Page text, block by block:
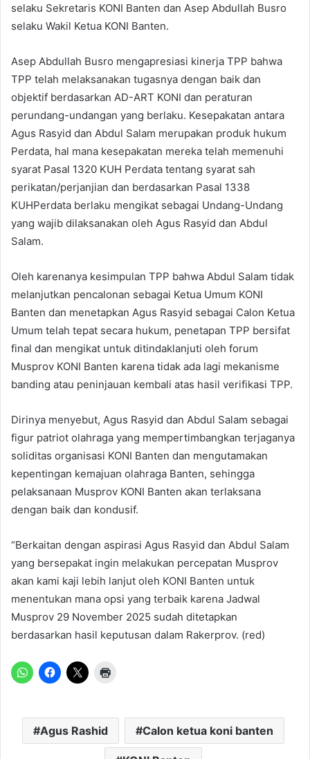
selaku Sekretaris KONI Banten dan Asep Abdullah Busro
selaku Wakil Ketua KONI Banten.
Asep Abdullah Busro mengapresiasi kinerja TPP bahwa
TPP telah melaksanakan tugasnya dengan baik dan
objektif berdasarkan AD-ART KONI dan peraturan
perundang-undangan yang berlaku. Kesepakatan antara
Agus Rasyid dan Abdul Salam merupakan produk hukum
Perdata, hal mana kesepakatan mereka telah memenuhi
syarat Pasal 1320 KUH Perdata tentang syarat sah
perikatan/perjanjian dan berdasarkan Pasal 1338
KUHPerdata berlaku mengikat sebagai Undang-Undang
yang wajib dilaksanakan oleh Agus Rasyid dan Abdul
Salam.
Oleh karenanya kesimpulan TPP bahwa Abdul Salam tidak
melanjutkan pencalonan sebagai Ketua Umum KONI
Banten dan menetapkan Agus Rasyid sebagai Calon Ketua
Umum telah tepat secara hukum, penetapan TPP bersifat
final dan mengikat untuk ditindaklanjuti oleh forum
Musprov KONI Banten karena tidak ada lagi mekanisme
banding atau peninjauan kembali atas hasil verifikasi TPP.
Dirinya menyebut, Agus Rasyid dan Abdul Salam sebagai
figur patriot olahraga yang mempertimbangkan terjaganya
soliditas organisasi KONI Banten dan mengutamakan
kepentingan kemajuan olahraga Banten, sehingga
pelaksanaan Musprov KONI Banten akan terlaksana
dengan baik dan kondusif.
“Berkaitan dengan aspirasi Agus Rasyid dan Abdul Salam
yang bersepakat ingin melakukan percepatan Musprov
akan kami kaji lebih lanjut oleh KONI Banten untuk
menentukan mana opsi yang terbaik karena Jadwal
Musprov 29 November 2025 sudah ditetapkan
berdasarkan hasil keputusan dalam Rakerprov. (red)
Agus Rashid Calon ketua koni banten